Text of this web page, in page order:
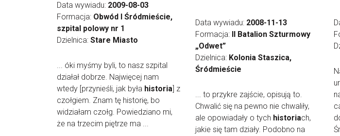
Data wywiadu: 2009-08-03
Formacja: Obwód I Śródmieście,
szpital polowy nr 1
Dzielnica: Stare Miasto
... óki myśmy byli, to nasz szpital
działał dobrze. Najwięcej nam
wtedy [przynieśli, jak była historia] z
czołgiem. Znam tę historię, bo
widziałam czołg. Powiedziano mi,
że na trzecim piętrze ma ...
Data wywiadu: 2008-11-13
Formacja: II Batalion Szturmowy
„Odwet”
Dzielnica: Kolonia Staszica,
Śródmieście
... to przykre zajście, opisują to.
Chwalić się na pewno nie chwaliły,
ale opowiadały o tych historiach,
jakie się tam działy. Podobno na